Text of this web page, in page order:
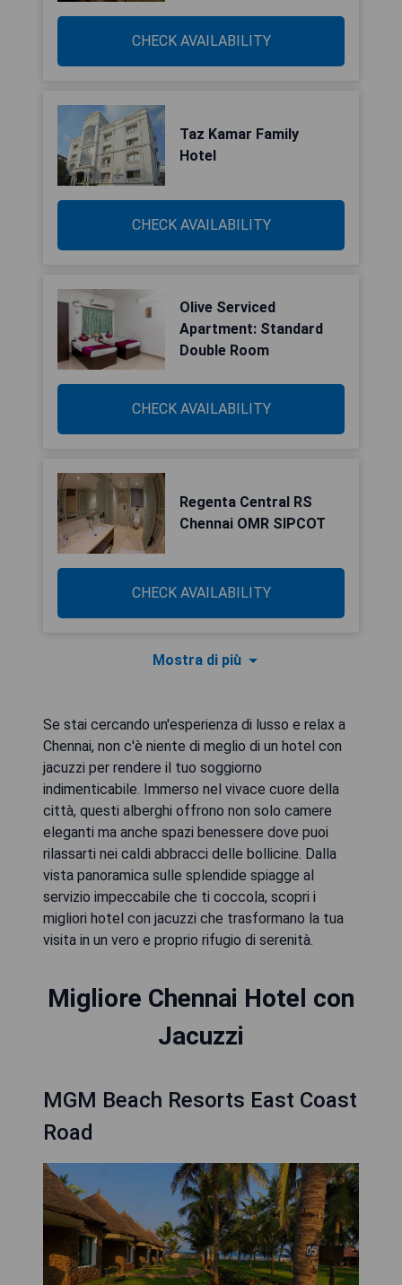
CHECK AVAILABILITY
Taz Kamar Family
Hotel
CHECK AVAILABILITY
Olive Serviced
Apartment: Standard
Double Room
CHECK AVAILABILITY
Regenta Central RS
Chennai OMR SIPCOT
CHECK AVAILABILITY
Mostra di più
Se stai cercando un'esperienza di lusso e relax a
Chennai, non c'è niente di meglio di un hotel con
jacuzzi per rendere il tuo soggiorno
indimenticabile. Immerso nel vivace cuore della
città, questi alberghi offrono non solo camere
eleganti ma anche spazi benessere dove puoi
rilassarti nei caldi abbracci delle bollicine. Dalla
vista panoramica sulle splendide spiagge al
servizio impeccabile che ti coccola, scopri i
migliori hotel con jacuzzi che trasformano la tua
visita in un vero e proprio rifugio di serenità.
Migliore Chennai Hotel con
Jacuzzi
MGM Beach Resorts East Coast
Road